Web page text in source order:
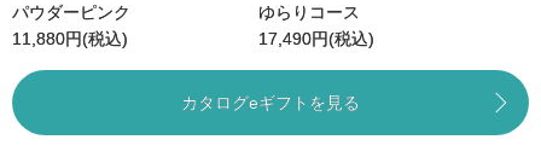
パウダーピンク
11,880円(税込)
ゆらりコース
17,490円(税込)
カタログeギフトを見る